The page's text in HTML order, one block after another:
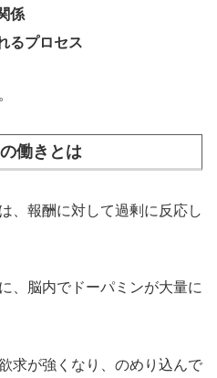
係
るプロセス
働きとは
、報酬に対して過剰に反応し
、脳内でドーパミンが大量に
求が強くなり、のめり込んで